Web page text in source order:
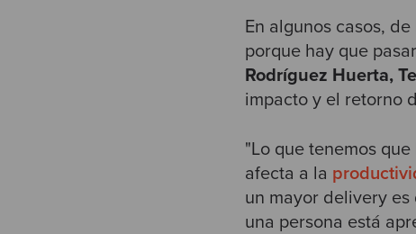
En algunos casos,
porque hay que
Rodríguez Huerta,
impacto y el retorno
"Lo que tenemos
afecta a la
un mayor delivery
una persona está